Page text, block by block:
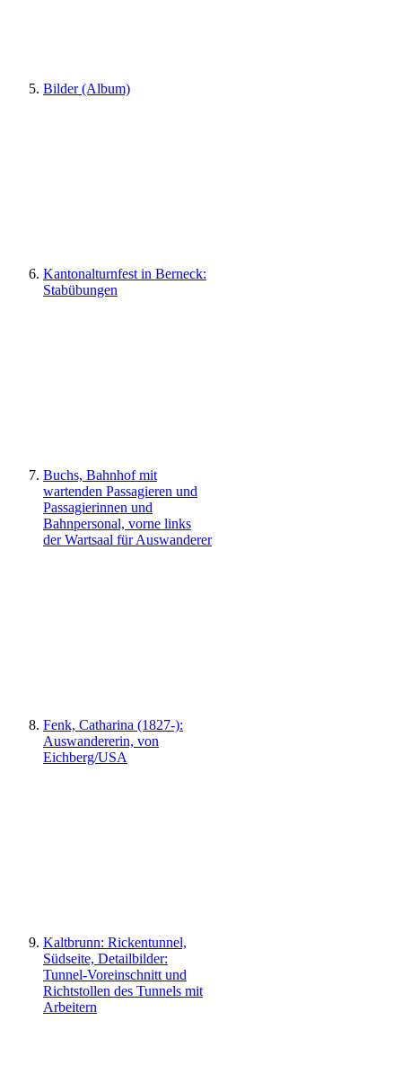
Bilder (Album)
Kantonalturnfest in Berneck:
Stabübungen
Buchs, Bahnhof mit
wartenden Passagieren und
Passagierinnen und
Bahnpersonal, vorne links
der Wartsaal für Auswanderer
Fenk, Catharina (1827-):
Auswandererin, von
Eichberg/USA
Kaltbrunn: Rickentunnel,
Südseite, Detailbilder:
Tunnel-Voreinschnitt und
Richtstollen des Tunnels mit
Arbeitern